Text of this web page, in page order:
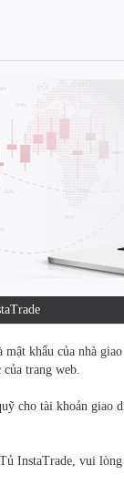
khẩu của nhà
trang web.
cho tài khoản giao
InstaTrade, vui